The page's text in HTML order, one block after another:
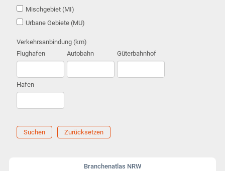
Mischgebiet (MI)
Urbane Gebiete (MU)
Verkehrsanbindung (km)
Flughafen
Autobahn Güterbahnhof
Hafen
Suchen Zurücksetzen
Branchenatlas NRW